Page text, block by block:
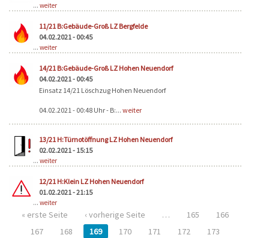
... weiter
11/21 B:Gebäude-Groß LZ Bergfelde
04.02.2021 - 00:45
... weiter
14/21 B:Gebäude-Groß LZ Hohen Neuendorf
04.02.2021 - 00:45
Einsatz 14/21 Löschzug Hohen Neuendorf
04.02.2021 - 00:48 Uhr - B:... weiter
13/21 H:Türnotöffnung LZ Hohen Neuendorf
02.02.2021 - 15:15
... weiter
12/21 H:Klein LZ Hohen Neuendorf
01.02.2021 - 21:15
... weiter
« erste Seite ‹ vorherige Seite … 165
166
167
168 169 170 171 172
173